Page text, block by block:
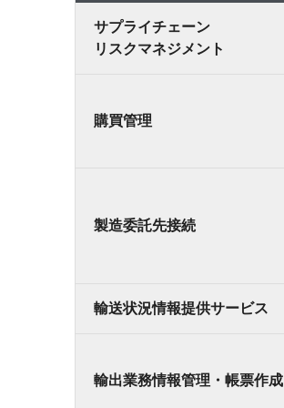
サプライチェーン
リスクマネジメント
購買管理
製造委託先接続
輸送状況情報提供サービス
輸出業務情報管理・帳票作成